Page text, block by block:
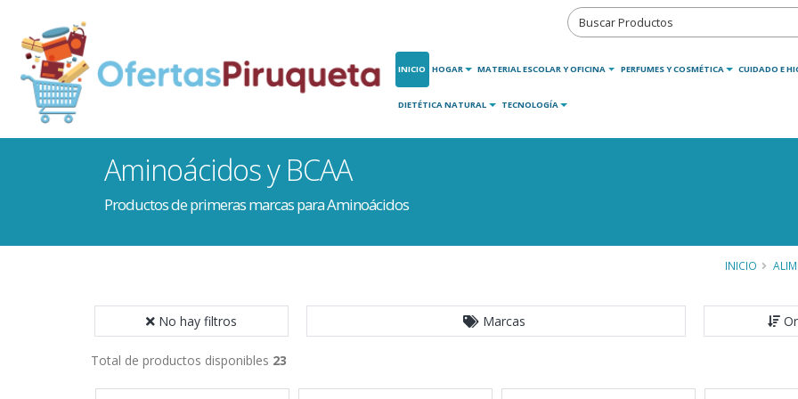
INICIO HOGAR MATERIAL ESCOLAR Y OFICINA PERFUMES Y COSMÉTICA CUIDADO E
DIETÉTICA NATURAL TECNOLOGÍA
Aminoácidos y BCAA
Productos de primeras marcas para Aminoácidos
INICIO
No hay filtros Marcas
Total de productos disponibles 23